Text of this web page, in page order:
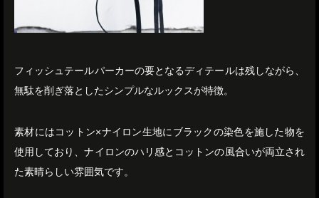
フィッシュテールパーカーの要となるディテールは残しながら、
無駄を削ぎ落としたシンプルなルックスが特徴。
素材にはコットン×ナイロン生地にブラックの染色を施した物を
使用しており、ナイロンのハリ感とコットンの風合いが両立され
た素晴らしい雰囲気です。